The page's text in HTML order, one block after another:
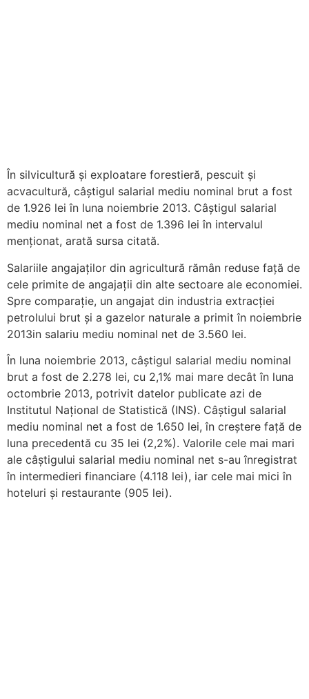
În silvicultură şi exploatare forestieră, pescuit şi
acvacultură, câştigul salarial mediu nominal brut a fost
de 1.926 lei în luna noiembrie 2013. Câştigul salarial
mediu nominal net a fost de 1.396 lei în intervalul
menționat, arată sursa citată.
Salariile angajaților din agricultură rămân reduse față de
cele primite de angajații din alte sectoare ale economiei.
Spre comparație, un angajat din industria extracţiei
petrolului brut şi a gazelor naturale a primit în noiembrie
2013in salariu mediu nominal net de 3.560 lei.
În luna noiembrie 2013, câştigul salarial mediu nominal
brut a fost de 2.278 lei, cu 2,1% mai mare decât în luna
octombrie 2013, potrivit datelor publicate azi de
Institutul Național de Statistică (INS). Câştigul salarial
mediu nominal net a fost de 1.650 lei, în creştere faţă de
luna precedentă cu 35 lei (2,2%). Valorile cele mai mari
ale câştigului salarial mediu nominal net s-au înregistrat
în intermedieri financiare (4.118 lei), iar cele mai mici în
hoteluri şi restaurante (905 lei).